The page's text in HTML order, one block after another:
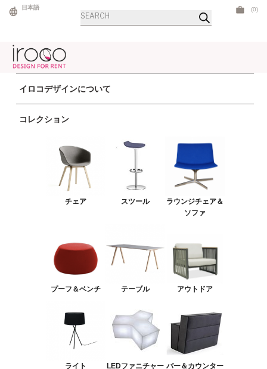
日本語
商
品
(0)
イロコデザインについて
コレクション
チェア スツール
ラウンジチェア＆
ソファ
プーフ＆ベンチ テーブル アウトドア
ライト LEDファニチャー バー＆カウンター
ラウンジチェア＆ソファ
LEDファニチャー